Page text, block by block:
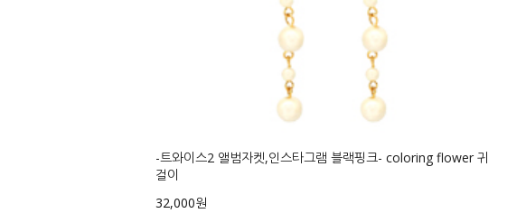
-트와이스2 앨범자켓,인스타그램 블랙핑크- coloring flower 귀
걸이
32,000원